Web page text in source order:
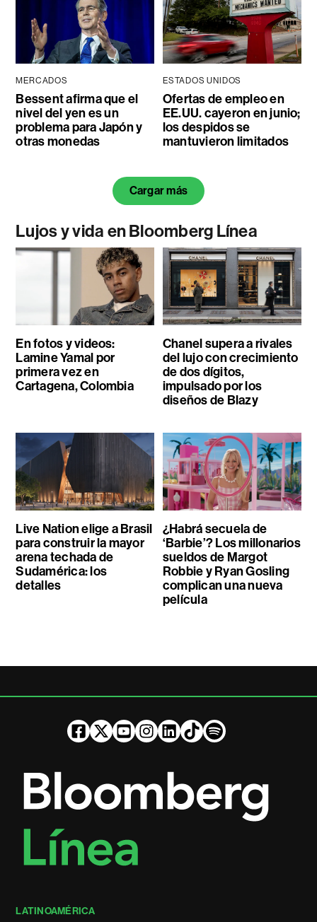
MERCADOS
Bessent afirma que el
nivel del yen es un
problema para Japón y
otras monedas
ESTADOS UNIDOS
Ofertas de empleo en
EE.UU. cayeron en junio;
los despidos se
mantuvieron limitados
Cargar más
Lujos y vida en Bloomberg Línea
En fotos y videos:
Lamine Yamal por
primera vez en
Cartagena, Colombia
Chanel supera a rivales
del lujo con crecimiento
de dos dígitos,
impulsado por los
diseños de Blazy
Live Nation elige a Brasil
para construir la mayor
arena techada de
Sudamérica: los
detalles
¿Habrá secuela de
‘Barbie’? Los millonarios
sueldos de Margot
Robbie y Ryan Gosling
complican una nueva
película
LATINOAMÉRICA